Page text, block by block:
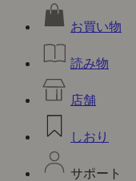
お買い物
読み物
店舗
しおり
サポート